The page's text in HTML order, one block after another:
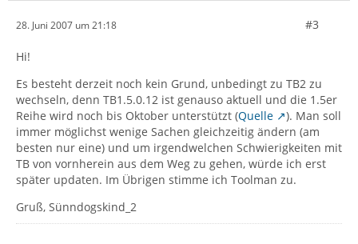
28. Juni 2007 um 21:18 #3
Hi!
Es besteht derzeit noch kein Grund, unbedingt zu TB2 zu
wechseln, denn TB1.5.0.12 ist genauso aktuell und die 1.5er
Reihe wird noch bis Oktober unterstützt (Quelle
). Man soll
immer möglichst wenige Sachen gleichzeitig ändern (am
besten nur eine) und um irgendwelchen Schwierigkeiten mit
TB von vornherein aus dem Weg zu gehen, würde ich erst
später updaten. Im Übrigen stimme ich Toolman zu.
Gruß, Sünndogskind_2